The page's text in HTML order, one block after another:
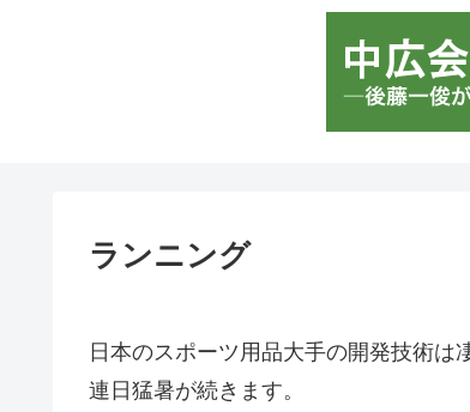
ランニング
日本のスポーツ用品大手の開発技術は
連日猛暑が続きます。